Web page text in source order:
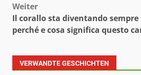
Weiter
Il corallo sta diventando
perché e cosa significa questo
VERWANDTE GESCHICHTEN